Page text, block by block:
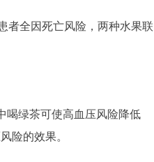
者全因死亡风险，两种水果联
喝绿茶可使高血压风险降低
险的效果。